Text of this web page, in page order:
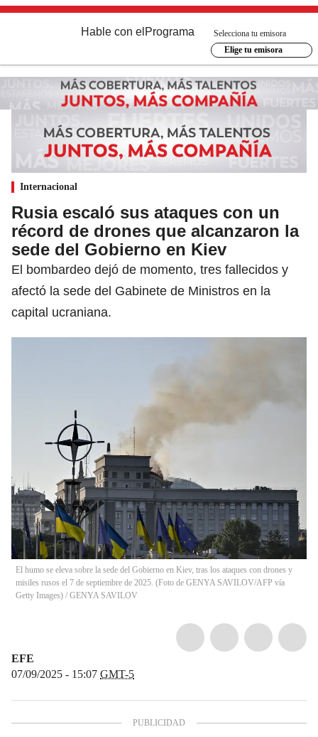
Hable con el Programa
Selecciona tu emisora
Elige tu emisora
Internacional
Rusia escaló sus ataques con un
récord de drones que alcanzaron la
sede del Gobierno en Kiev
El bombardeo dejó de momento, tres fallecidos y
afectó la sede del Gabinete de Ministros en la
capital ucraniana.
El humo se eleva sobre la sede del Gobierno en Kiev, tras los ataques con drones y
misiles rusos el 7 de septiembre de 2025. (Foto de GENYA SAVILOV/AFP vía
Getty Images) / GENYA SAVILOV
EFE
07/09/2025 - 15:07 GMT-5